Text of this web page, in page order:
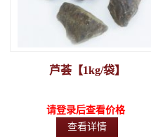
芦荟【1kg/袋】
请登录后查看价格
查看详情